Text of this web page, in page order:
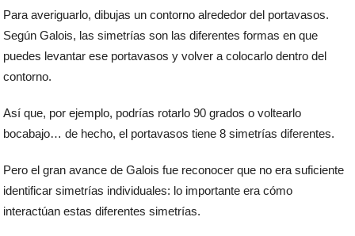
Para averiguarlo, dibujas un contorno alrededor del portavasos.
Según Galois, las simetrías son las diferentes formas en que
puedes levantar ese portavasos y volver a colocarlo dentro del
contorno.
Así que, por ejemplo, podrías rotarlo 90 grados o voltearlo
bocabajo… de hecho, el portavasos tiene 8 simetrías diferentes.
Pero el gran avance de Galois fue reconocer que no era suficiente
identificar simetrías individuales: lo importante era cómo
interactúan estas diferentes simetrías.